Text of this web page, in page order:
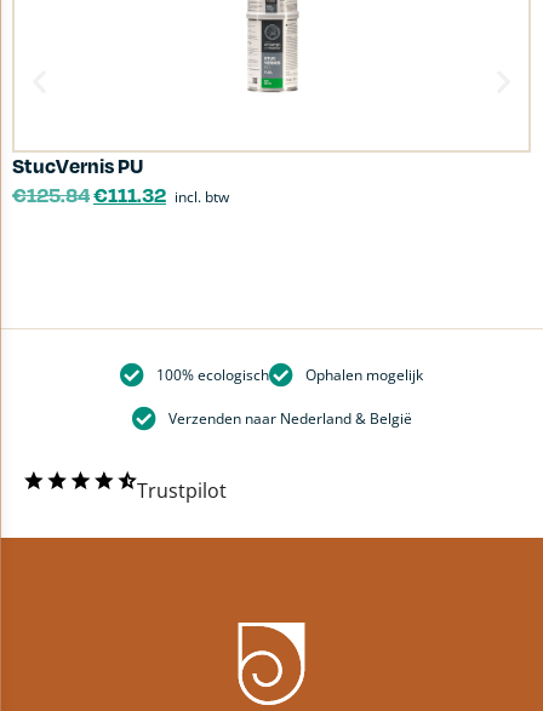
StucVernis PU
€125.84€111.32 incl. btw
100% ecologisch Ophalen mogelijk
Verzenden naar Nederland & België
Trustpilot